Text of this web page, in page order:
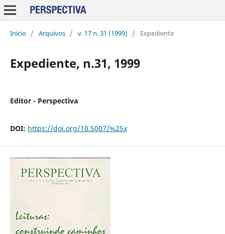
Início / Arquivos / v. 17 n. 31 (1999) / Expediente
Expediente, n.31, 1999
Editor - Perspectiva
DOI: https://doi.org/10.5007/%25x